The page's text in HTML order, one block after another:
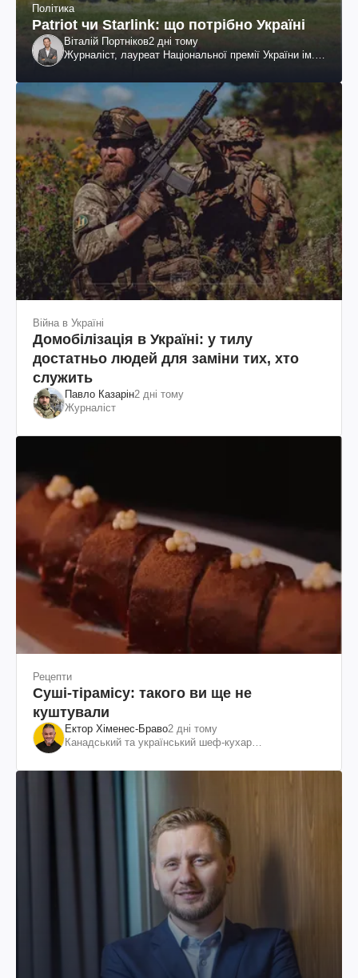
Політика
Patriot чи Starlink: що потрібно Україні
Віталій Портніков2 дні тому
Журналіст, лауреат Національної премії України ім.
Війна в Україні
Домобілізація в Україні: у тилу
достатньо людей для заміни тих, хто
служить
Павло Казарін2 дні тому
Журналіст
Рецепти
Суші-тірамісу: такого ви ще не
куштували
Ектор Хіменес-Браво2 дні тому
Канадський та український шеф-кухар